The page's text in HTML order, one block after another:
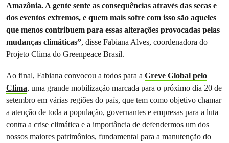
Amazônia. A gente sente as consequências através das secas e
dos eventos extremos, e quem mais sofre com isso são aqueles
que menos contribuem para essas alterações provocadas pelas
mudanças climáticas”, disse Fabiana Alves, coordenadora do
Projeto Clima do Greenpeace Brasil.
Ao final, Fabiana convocou a todos para a Greve Global pelo
Clima, uma grande mobilização marcada para o próximo dia 20 de
setembro em várias regiões do país, que tem como objetivo chamar
a atenção de toda a população, governantes e empresas para a luta
contra a crise climática e a importância de defendermos um dos
nossos maiores patrimônios, fundamental para a manutenção do